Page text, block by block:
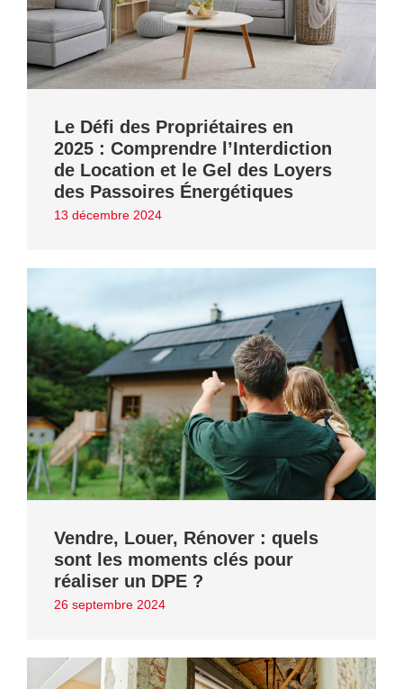
Le Défi des Propriétaires en
2025 : Comprendre l’Interdiction
de Location et le Gel des Loyers
des Passoires Énergétiques
13 décembre 2024
Vendre, Louer, Rénover : quels
sont les moments clés pour
réaliser un DPE ?
26 septembre 2024